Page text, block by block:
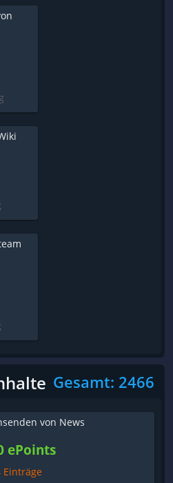
Gesamt: 2466
von News
ePoints
Einträge